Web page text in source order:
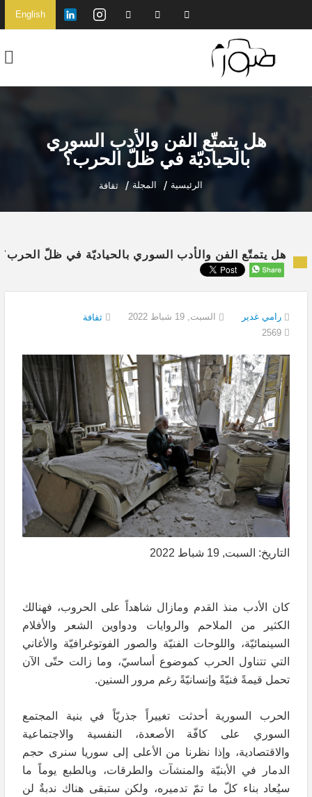
English
هل يتمتّع الفن والأدب السوري
بالحياديّة في ظلّ الحرب؟
الرئيسية المجلة ثقافة
هل يتمتّع الفن والأدب السوري بالحياديّة في ظلّ الحرب؟
رامي غدير السبت, 19 شباط 2022
ثقافة
التاريخ: السبت, 19 شباط 2022
كان الأدب منذ القدم ومازال شاهداً على الحروب، فهنالك
الكثير من الملاحم والروايات ودواوين الشعر والأفلام
السينمائيّة، واللوحات الفنيّة والصور الفوتوغرافيّة والأغاني
التي تتناول الحرب كموضوع أساسيّ، وما زالت حتّى الآن
تحمل قيمةً فنيّةً وإنسانيّةً رغم مرور السنين.
الحرب السورية أحدثت تغييراً جذريّاً في بنية المجتمع
السوري على كافّة الأصعدة، النفسية والاجتماعية
والاقتصادية، وإذا نظرنا من الأعلى إلى سوريا سنرى حجم
الدمار في الأبنيّة والمنشآت والطرقات، وبالطبع يوماً ما
سيُعاد بناء كلّ ما تمّ تدميره، ولكن ستبقى هناك ندبةٌ لن